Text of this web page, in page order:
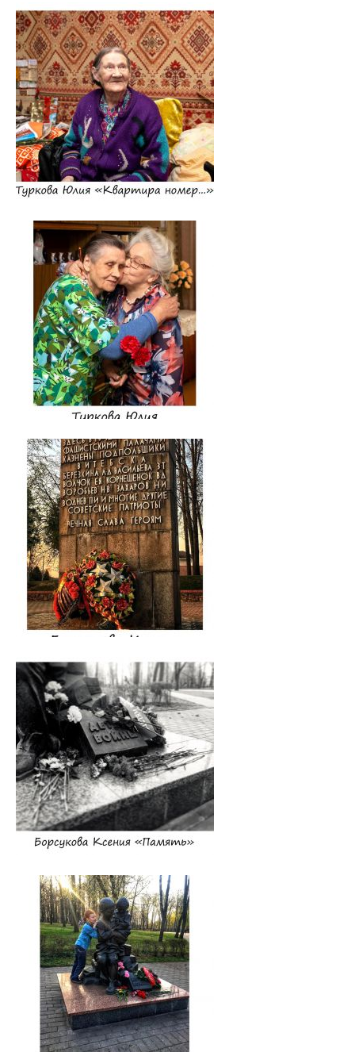
Общая информация
План приема на целевые места
Пункты оформления и выдачи договоров о целевой
подготовке-2026
Заказчик: Министерство здравоохранения
Заказчик: организации спорта
Заказчик: Государственный комитет судебных экспертиз
Заказчик: БелЛекоЦентр
Памятка абитуриенту 2026
Алгоритм подачи документов для целевиков
Вступительный экзамен
Карта целевика
"Горячая линия" по целевой подготовке
Приемная комиссия
Университетские олимпиады
Приказ о зачислении победителей
Положение об олимпиадах
Квоты для зачисления
Приказ о результатах
Алгоритм подачи документов для победителей
университетских олимпиад
Общежитие
Заочная форма обучения
Для иностранных граждан
Часто задаваемые вопросы 2025
Стоимость обучения в ВГМУ
Профориентация
СТУДЕНТУ
Расписание
Дневная форма обучения
Заочная форма обучения
Экзамены
Подготовительное отделение
Практика